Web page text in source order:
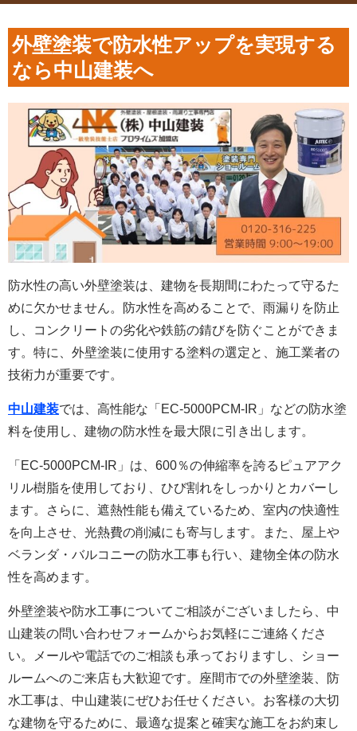
外壁塗装で防水性アップを実現する
なら中山建装へ
防水性の高い外壁塗装は、建物を長期間にわたって守るた
めに欠かせません。防水性を高めることで、雨漏りを防止
し、コンクリートの劣化や鉄筋の錆びを防ぐことができま
す。特に、外壁塗装に使用する塗料の選定と、施工業者の
技術力が重要です。
中山建装では、高性能な「EC-5000PCM-IR」などの防水塗
料を使用し、建物の防水性を最大限に引き出します。
「EC-5000PCM-IR」は、600％の伸縮率を誇るピュアアク
リル樹脂を使用しており、ひび割れをしっかりとカバーし
ます。さらに、遮熱性能も備えているため、室内の快適性
を向上させ、光熱費の削減にも寄与します。また、屋上や
ベランダ・バルコニーの防水工事も行い、建物全体の防水
性を高めます。
外壁塗装や防水工事についてご相談がございましたら、中
山建装の問い合わせフォームからお気軽にご連絡くださ
い。メールや電話でのご相談も承っておりますし、ショー
ルームへのご来店も大歓迎です。座間市での外壁塗装、防
水工事は、中山建装にぜひお任せください。お客様の大切
な建物を守るために、最適な提案と確実な施工をお約束し